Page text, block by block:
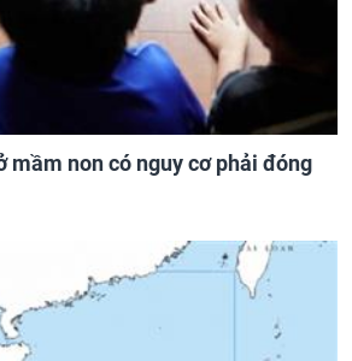
mầm non có nguy cơ phải đóng